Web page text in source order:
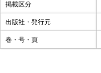
掲載区分
出版社・発行元
巻・号・頁